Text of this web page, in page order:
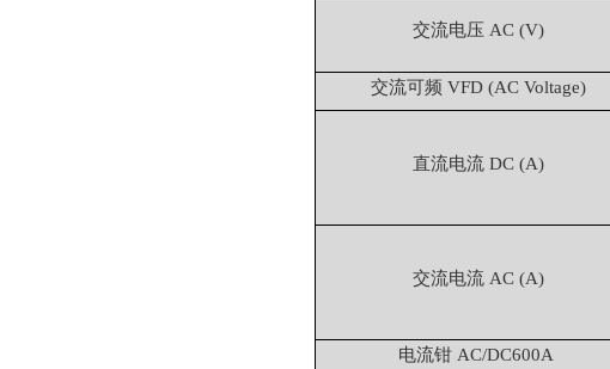
交流电压 AC (V)
交流可频 VFD (AC Voltage)
直流电流 DC (A)
交流电流 AC (A)
电流钳 AC/DC600A